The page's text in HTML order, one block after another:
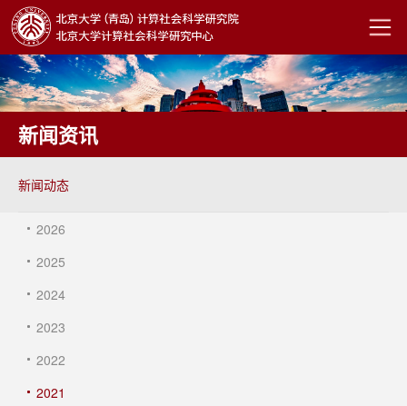
新闻资讯
新闻动态
2026
2025
2024
2023
2022
2021